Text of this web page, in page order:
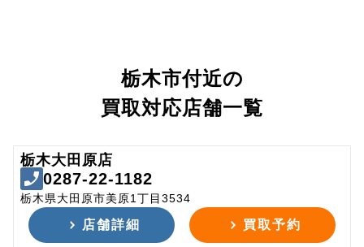
栃木市付近の
買取対応店舗一覧
栃木大田原店
0287-22-1182
栃木県大田原市美原1丁目3534
店舗詳細 買取予約